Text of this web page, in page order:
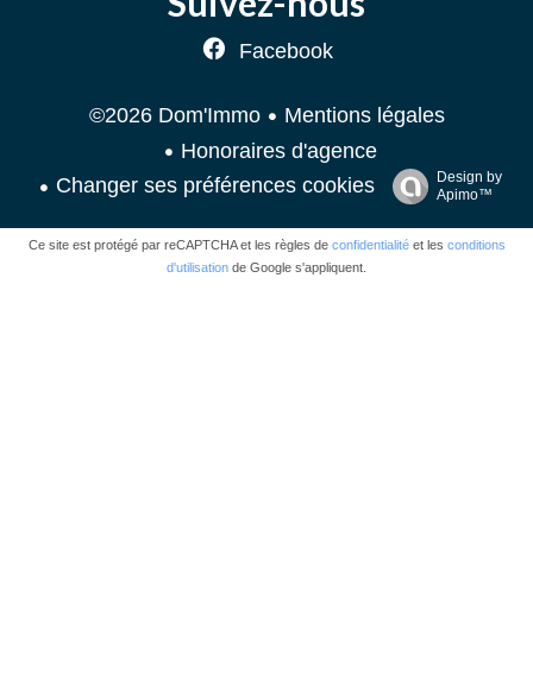
Facebook
©2026 Dom'Immo
Mentions légales
Honoraires d'agence
Changer ses préférences cookies
Design by
Apimo™
Ce site est protégé par reCAPTCHA et les règles de confidentialitéet les conditions
d'utilisation de Google s'appliquent.